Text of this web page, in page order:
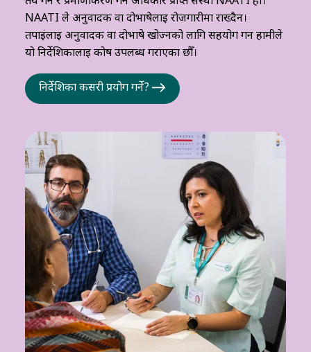
NAATI ले अनुवादक वा दोभाषेलाई रोजगारीमा राख्दैन।
तपाईंलाई अनुवादक वा दोभाषे खोज्नको लागि सहयोग गर्न हामीले
यो निर्देशिकालाई कोष उपलब्ध गराएका छौँ।
निर्देशिका कसरी प्रयोग गर्ने?